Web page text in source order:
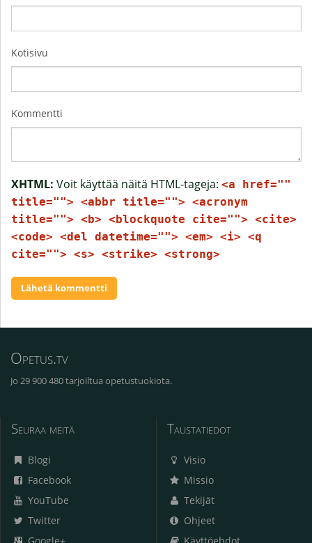
Kotisivu
Kommentti
XHTML: Voit käyttää näitä HTML-tageja: <a href=""
title=""> <abbr title=""> <acronym
title=""> <b> <blockquote cite=""> <cite>
<code> <del datetime=""> <em> <i> <q
cite=""> <s> <strike> <strong>
Opetus.tv
Jo 29 900 480 tarjoiltua opetustuokiota.
Seuraa meitä
Blogi
Facebook
YouTube
Twitter
Taustatiedot
Visio
Missio
Tekijät
Ohjeet